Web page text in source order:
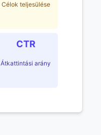
Célok teljesülése
CTR
Átkattintási arány